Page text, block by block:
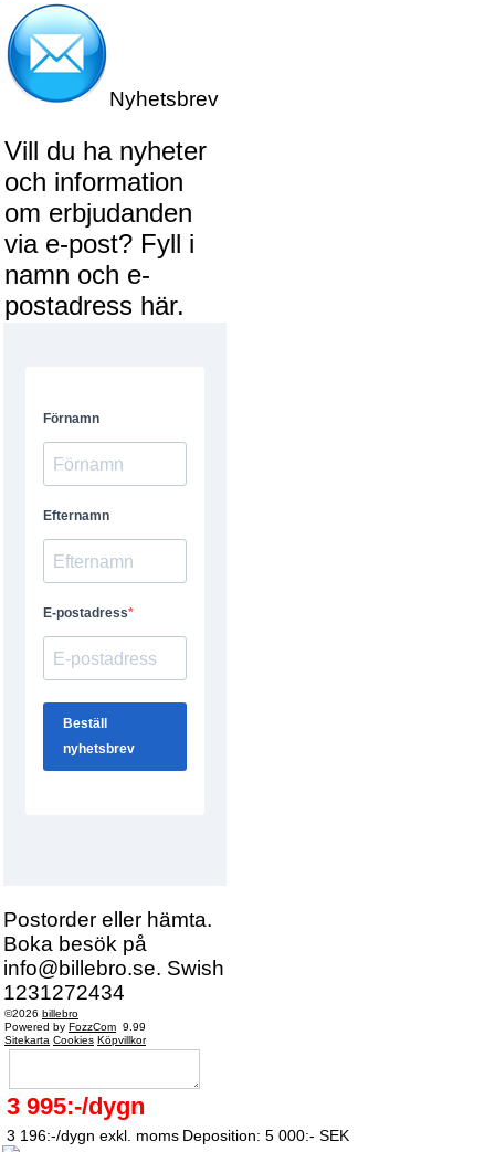
Nyhetsbrev
Vill du ha nyheter
och information
om erbjudanden
via e-post? Fyll i
namn och e-
postadress här.
Postorder eller hämta.
Boka besök på
info@billebro.se. Swish
1231272434
©2026 billebro
Powered by FozzCom 9.99
Sitekarta Cookies Köpvillkor
3 995:-/dygn
3 196:-/dygn exkl. moms Deposition: 5 000:- SEK